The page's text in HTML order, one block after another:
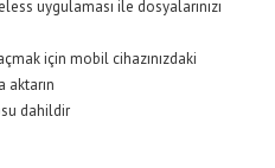
uygulaması ile dosyalarınızı
için mobil cihazınızdaki
aktarın
dahildir